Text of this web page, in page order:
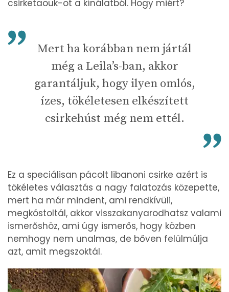
csirketaouk-ot a kínálatból. Hogy miért?
Mert ha korábban nem jártál
még a Leila’s-ban, akkor
garantáljuk, hogy ilyen omlós,
ízes, tökéletesen elkészített
csirkehúst még nem ettél.
Ez a speciálisan pácolt libanoni csirke azért is
tökéletes választás a nagy falatozás közepette,
mert ha már mindent, ami rendkívüli,
megkóstoltál, akkor visszakanyarodhatsz valami
ismerőshöz, ami úgy ismerős, hogy közben
nemhogy nem unalmas, de bőven felülmúlja
azt, amit megszoktál.